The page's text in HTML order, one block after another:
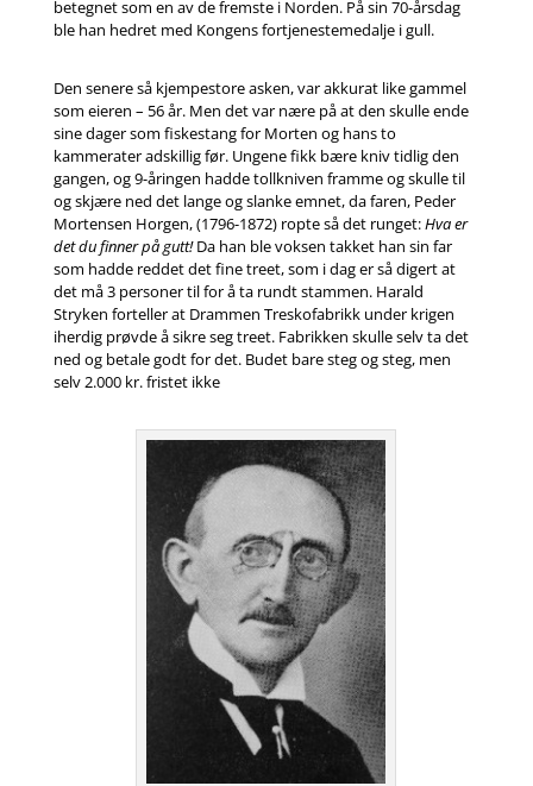
betegnet som en av de fremste i Norden. På sin 70-årsdag
ble han hedret med Kongens fortjenestemedalje i gull.
Den senere så kjempestore asken, var akkurat like gammel
som eieren – 56 år. Men det var nære på at den skulle ende
sine dager som fiskestang for Morten og hans to
kammerater adskillig før. Ungene fikk bære kniv tidlig den
gangen, og 9-åringen hadde tollkniven framme og skulle til
og skjære ned det lange og slanke emnet, da faren, Peder
Mortensen Horgen, (1796-1872) ropte så det runget:Hva er
det du finner på gutt!Da han ble voksen takket han sin far
som hadde reddet det fine treet, som i dag er så digert at
det må 3 personer til for å ta rundt stammen. Harald
Stryken forteller at Drammen Treskofabrikk under krigen
iherdig prøvde å sikre seg treet. Fabrikken skulle selv ta det
ned og betale godt for det. Budet bare steg og steg, men
selv 2.000 kr. fristet ikke